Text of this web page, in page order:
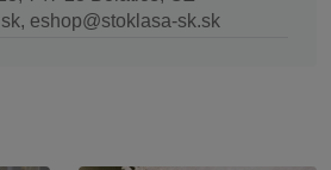
eshop@stoklasa-sk.sk